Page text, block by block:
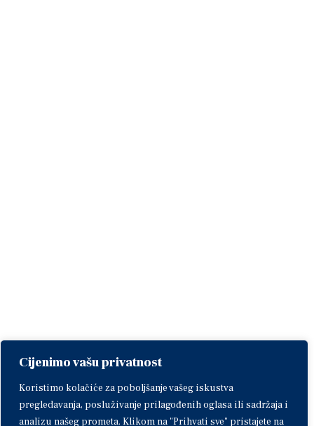
Cijenimo vašu privatnost
Koristimo kolačiće za poboljšanje vašeg iskustva
pregledavanja, posluživanje prilagođenih oglasa ili sadržaja i
analizu našeg prometa. Klikom na "Prihvati sve" pristajete na